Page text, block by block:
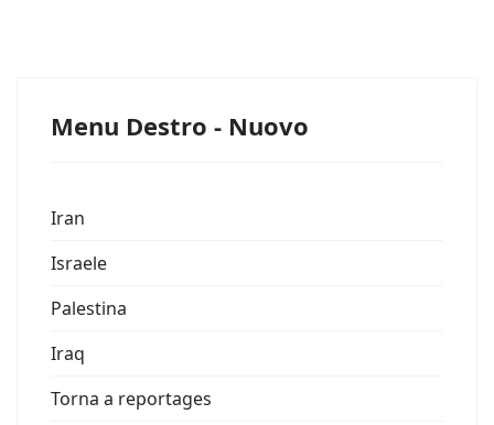
Menu Destro - Nuovo
Iran
Israele
Palestina
Iraq
Torna a reportages